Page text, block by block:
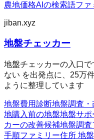
農地価格AI の検索語ファ
jiban.xyz
地盤チェッカー
地盤チェッカーの入口
ない を出発点に、25万
ように整理しています
地盤費用診断地盤調査・
地購入前の地盤地盤サポ
カーの改善候補地盤調査
手順ファミリー住所 地